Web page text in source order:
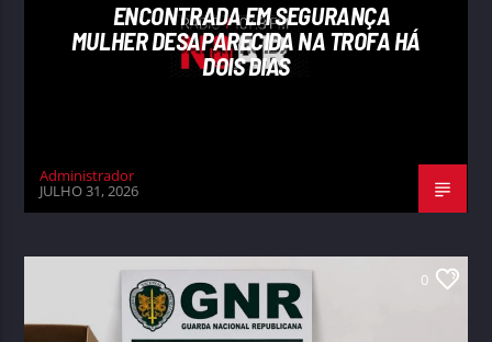
ENCONTRADA EM SEGURANÇA
MULHER DESAPARECIDA NA TROFA HÁ
DOIS DIAS
Administrador
JULHO 31, 2026
0